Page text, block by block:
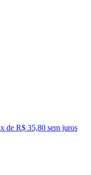
x de R$ 35,80 sem juros